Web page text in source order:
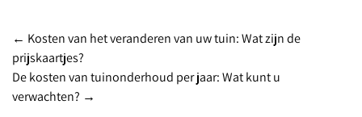
Berichtnavigatie
← Kosten van het veranderen van uw tuin: Wat zijn de
prijskaartjes?
De kosten van tuinonderhoud per jaar: Wat kunt u
verwachten? →